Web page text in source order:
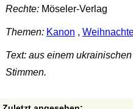
Rechte:Möseler-Verlag
Themen: Kanon ,
Text: aus einem
Stimmen.